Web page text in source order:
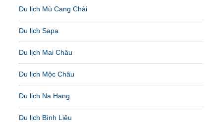
Du lịch Mù Cang Chải
Du lịch Sapa
Du lịch Mai Châu
Du lịch Mộc Châu
Du lịch Na Hang
Du lịch Bình Liêu